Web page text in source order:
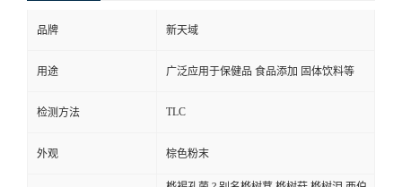
品牌 新天域
用途 广泛应用于保健品 食品添加 固体饮料等
检测方法 TLC
外观 棕色粉末